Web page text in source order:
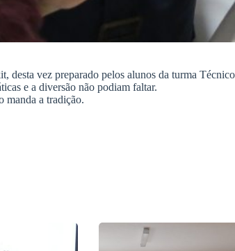
desta vez preparado pelos alunos da turma
e a diversão não podiam faltar.
manda a tradição.